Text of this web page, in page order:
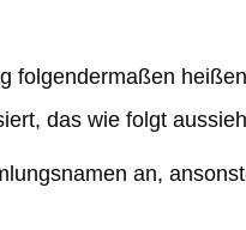
folgendermaßen heißen
das wie folgt
an,